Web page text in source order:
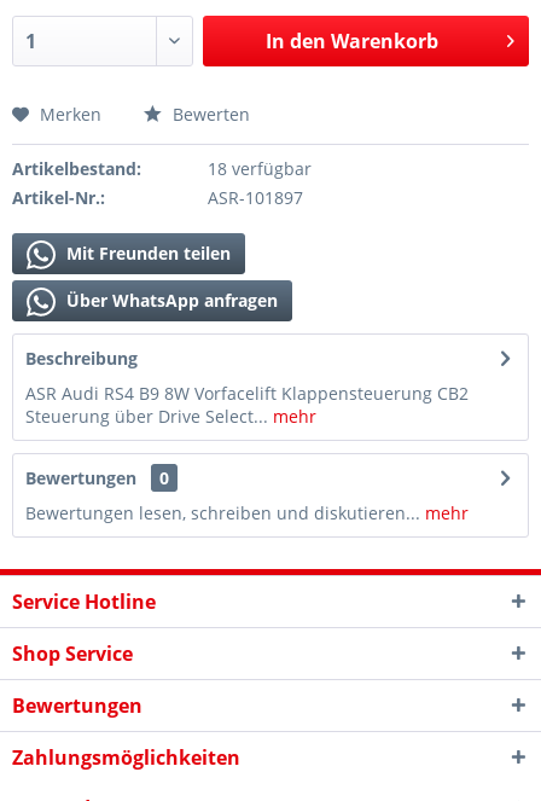
In den Warenkorb
Merken Bewerten
Artikelbestand:
18 verfügbar
Artikel-Nr.:
ASR-101897
Mit Freunden teilen
Über WhatsApp anfragen
Beschreibung
ASR Audi RS4 B9 8W Vorfacelift Klappensteuerung CB2
Steuerung über Drive Select... mehr
Bewertungen
0
Bewertungen lesen, schreiben und diskutieren... mehr
Service Hotline
Shop Service
Bewertungen
Zahlungsmöglichkeiten